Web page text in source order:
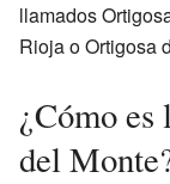
llamados
Rioja o Ortigosa
¿Cómo
del